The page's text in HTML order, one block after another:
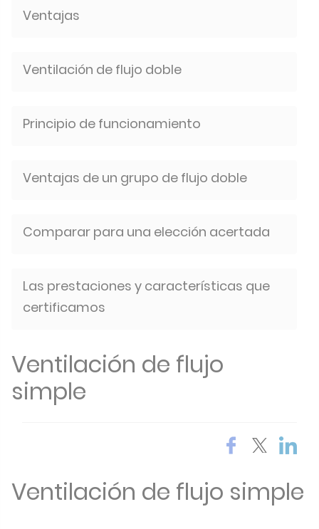
Ventajas
Ventilación de flujo doble
Principio de funcionamiento
Ventajas de un grupo de flujo doble
Comparar para una elección acertada
Las prestaciones y características que
certificamos
Ventilación de flujo
simple
Ventilación de flujo simple